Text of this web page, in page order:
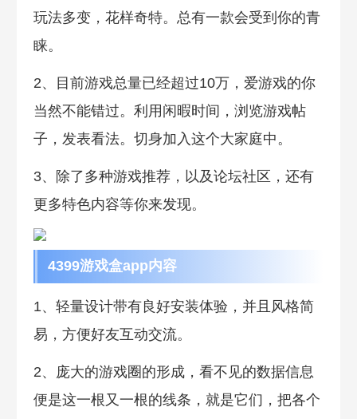
玩法多变，花样奇特。总有一款会受到你的青
睐。
2、目前游戏总量已经超过10万，爱游戏的你
当然不能错过。利用闲暇时间，浏览游戏帖
子，发表看法。切身加入这个大家庭中。
3、除了多种游戏推荐，以及论坛社区，还有
更多特色内容等你来发现。
4399游戏盒app内容
1、轻量设计带有良好安装体验，并且风格简
易，方便好友互动交流。
2、庞大的游戏圈的形成，看不见的数据信息
便是这一根又一根的线条，就是它们，把各个